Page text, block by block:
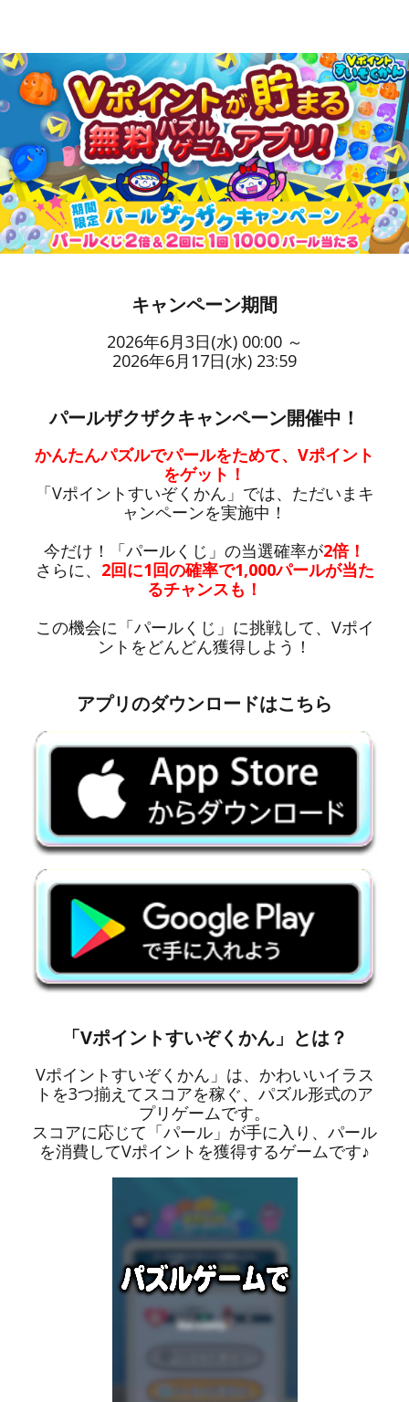
キャンペーン期間
2026年6月3日(水) 00:00 ～
2026年6月17日(水) 23:59
パールザクザクキャンペーン開催中！
かんたんパズルでパールをためて、Vポイント
をゲット！
「Vポイントすいぞくかん」では、ただいまキ
ャンペーンを実施中！
今だけ！「パールくじ」の当選確率が2倍！
さらに、 2回に1回の確率で1,000パールが当た
るチャンスも！
この機会に「パールくじ」に挑戦して、Vポイ
ントをどんどん獲得しよう！
アプリのダウンロードはこちら
「Vポイントすいぞくかん」とは？
Vポイントすいぞくかん」は、かわいいイラス
トを3つ揃えてスコアを稼ぐ、パズル形式のア
プリゲームです。
スコアに応じて「パール」が手に入り、パール
を消費してVポイントを獲得するゲームです♪